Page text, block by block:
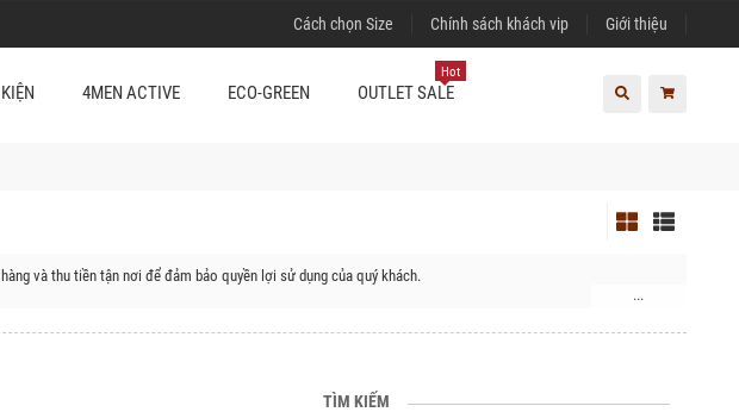
Cách chọn Size Chính sách khách vip Giới thiệu
4MEN ACTIVE ECO-GREEN OUTLET SALE
Hot
và thu tiền tận nơi để đảm bảo quyền lợi sử dụng của quý khách.
...
TÌM KIẾM